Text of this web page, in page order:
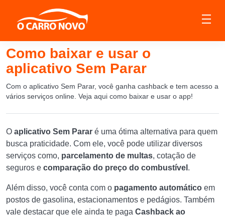
Como baixar e usar o
aplicativo Sem Parar
Com o aplicativo Sem Parar, você ganha cashback e tem acesso a
vários serviços online. Veja aqui como baixar e usar o app!
O aplicativo Sem Parar é uma ótima alternativa para quem
busca praticidade. Com ele, você pode utilizar diversos
serviços como, parcelamento de multas, cotação de
seguros e comparação do preço do combustível .
Além disso, você conta com o pagamento automático em
postos de gasolina, estacionamentos e pedágios. Também
vale destacar que ele ainda te paga Cashback ao